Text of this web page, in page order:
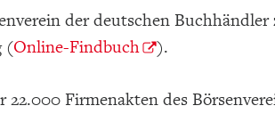
der deutschen
(Online-Findbuch ).
Firmenakten des